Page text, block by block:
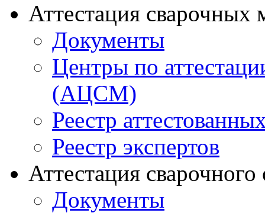
Аттестация сварочных
Документы
Центры по
(АЦСМ)
Реестр
Реестр экспертов
Аттестация
Документы